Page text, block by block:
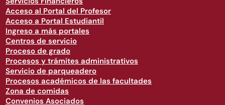
Acceso al Portal del Profesor
Acceso a Portal Estudiantil
Ingreso a más portales
Centros de servicio
Proceso de grado
Procesos y trámites administrativos
Servicio de parqueadero
Procesos académicos de las facultades
Zona de comidas
Convenios Asociados